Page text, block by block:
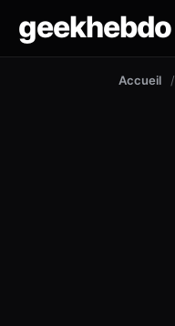
geekhebdo
Accueil /